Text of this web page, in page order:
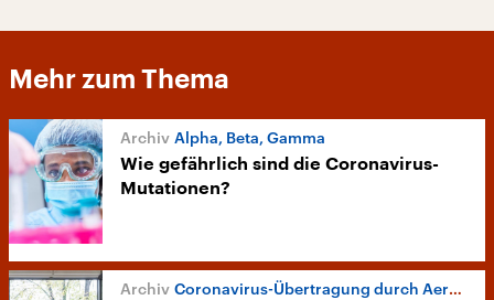
Mehr zum Thema
Alpha, Beta, Gamma
Wie gefährlich sind die Coronavirus-
Mutationen?
Coronavirus-Übertragung durch Aerosole